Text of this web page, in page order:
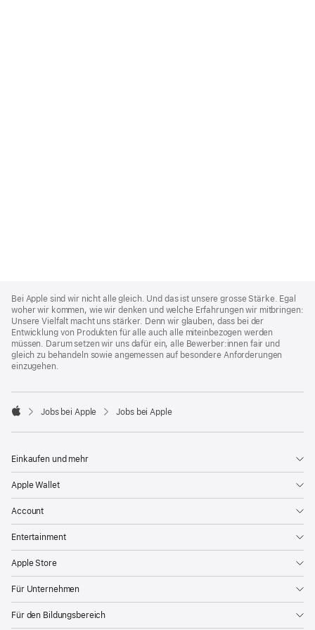
Footer
Bei Apple sind wir nicht alle gleich. Und das ist unsere grosse Stärke. Egal
woher wir kommen, wie wir denken und welche Erfahrungen wir mitbringen:
Unsere Vielfalt macht uns stärker. Denn wir glauben, dass bei der
Entwicklung von Produkten für alle auch alle miteinbezogen werden
müssen. Darum setzen wir uns dafür ein, alle Bewerber:innen fair und
gleich zu behandeln sowie angemessen auf besondere Anforderungen
einzugehen.

Jobs bei Apple Jobs bei Apple
Einkaufen und mehr
Apple Wallet
Account
Entertainment
Apple Store
Für Unternehmen
Für den Bildungsbereich